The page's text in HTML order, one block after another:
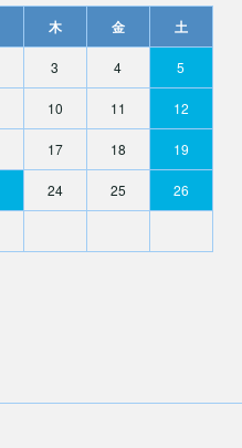
木 金 土
3 4 5
10 11 12
17 18 19
24 25 26